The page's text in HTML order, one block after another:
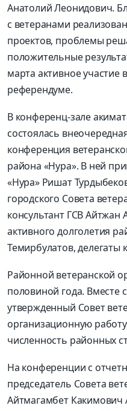
Анатолий Леонидович.
с ветеранами
проектов, проблемы
положительные
марта активное участие
референдуме.
В конференц-зале
состоялась
конференция
района «Нура». В ней
«Нура» Ришат
городского Совета
консультант ГСВ
активного долголетия
Темирбулатов, делегаты
Районной ветеранской
половиной года. Вместе
утвержденный Совет
организационную
численность районных
На конференции с
председатель Совета
Айтмагамбет